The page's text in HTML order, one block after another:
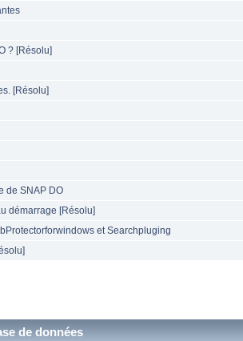
? [Résolu]
[Résolu]
de SNAP DO
démarrage [Résolu]
et Searchpluging
de données